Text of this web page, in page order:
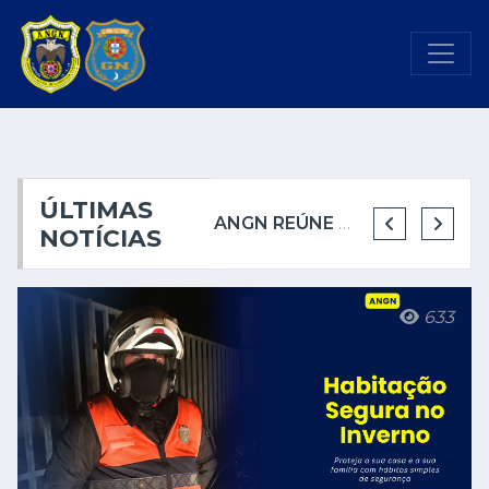
ÚLTIMAS
NOTÍCIAS
ANGN REÚNE PELA PRIMEIRA VEZ COM A CÂMARA MUNICIPAL DE SINTRA
633